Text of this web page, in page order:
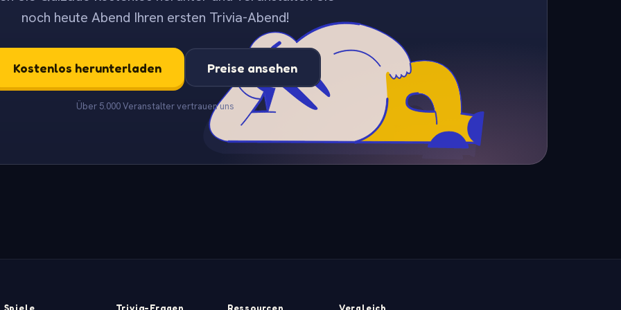
noch heute Abend Ihren ersten Trivia-Abend!
Kostenlos herunterladen Preise ansehen
Über 5.000 Veranstalter vertrauen uns